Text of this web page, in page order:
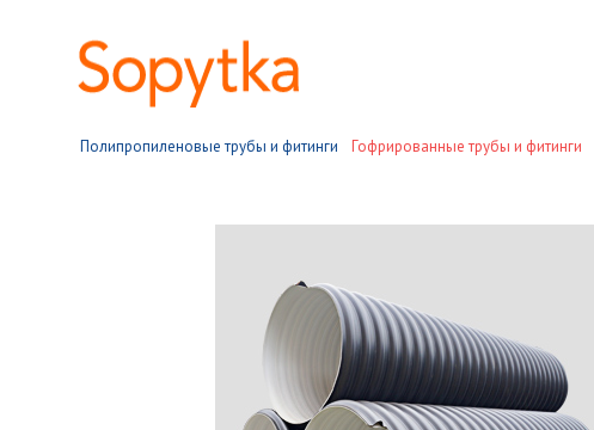
Полипропиленовые трубы и фитинги Гофрированные трубы и фитинги